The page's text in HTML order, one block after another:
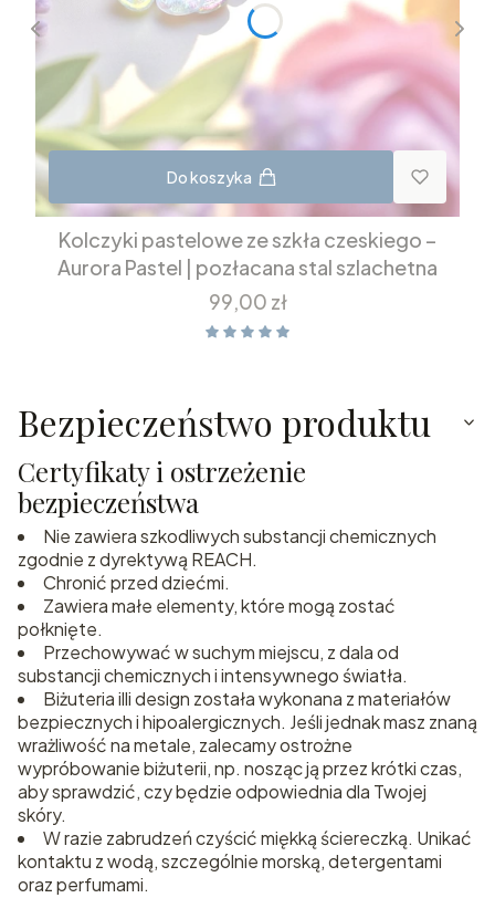
Do koszyka
Kolczyki pastelowe ze szkła czeskiego –
Aurora Pastel | pozłacana stal szlachetna
Cena
99,00 zł
Bezpieczeństwo produktu
Certyfikaty i ostrzeżenie
bezpieczeństwa
Nie zawiera szkodliwych substancji chemicznych
zgodnie z dyrektywą REACH.
Chronić przed dziećmi.
Zawiera małe elementy, które mogą zostać
połknięte.
Przechowywać w suchym miejscu, z dala od
substancji chemicznych i intensywnego światła.
Biżuteria illi design została wykonana z materiałów
bezpiecznych i hipoalergicznych. Jeśli jednak masz znaną
wrażliwość na metale, zalecamy ostrożne
wypróbowanie biżuterii, np. nosząc ją przez krótki czas,
aby sprawdzić, czy będzie odpowiednia dla Twojej
skóry.
W razie zabrudzeń czyścić miękką ściereczką. Unikać
kontaktu z wodą, szczególnie morską, detergentami
oraz perfumami.